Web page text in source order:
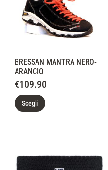
BRESSAN MANTRA NERO-
ARANCIO
€109.90
Scegli